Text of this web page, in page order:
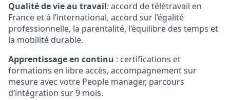
Qualité de vie au travail: accord de télétravail en
France et à l’international, accord sur l’égalité
professionnelle, la parentalité, l’équilibre des temps et
la mobilité durable.
Apprentissage en continu : certifications et
formations en libre accès, accompagnement sur
mesure avec votre People manager, parcours
d’intégration sur 9 mois.